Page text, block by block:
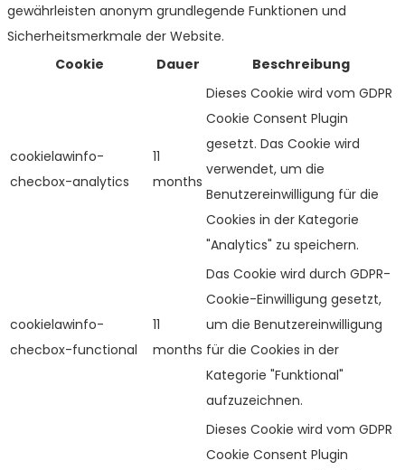
gewährleisten anonym grundlegende Funktionen und
Sicherheitsmerkmale der Website.
Cookie
Dauer Beschreibung
cookielawinfo-
checbox-analytics
11
months
Dieses Cookie wird vom GDPR
Cookie Consent Plugin
gesetzt. Das Cookie wird
verwendet, um die
Benutzereinwilligung für die
Cookies in der Kategorie
"Analytics" zu speichern.
cookielawinfo-
checbox-functional
11
months
Das Cookie wird durch GDPR-
Cookie-Einwilligung gesetzt,
um die Benutzereinwilligung
für die Cookies in der
Kategorie "Funktional"
aufzuzeichnen.
Dieses Cookie wird vom GDPR
Cookie Consent Plugin